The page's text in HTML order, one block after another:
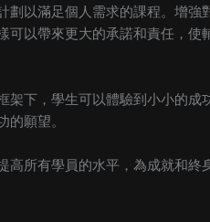
以滿足個人需求的課程。增強
以帶來更大的承諾和責任，使
下，學生可以體驗到小小的成
願望。
所有學員的水平，為成就和終